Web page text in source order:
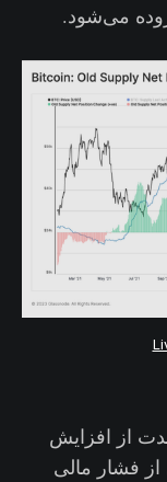
می‌شود.
از افزایش
از فشار مالی